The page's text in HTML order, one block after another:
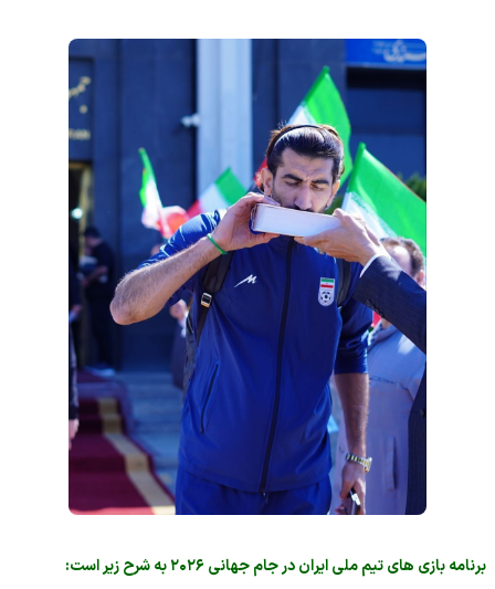
برنامه بازی های تیم ملی ایران در جام جهانی ۲۰۲۶ به شرح زیر است: